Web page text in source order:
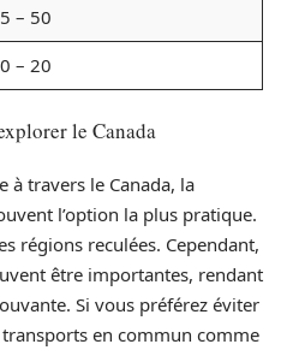
– 50
– 20
le Canada
à travers le Canada, la
l’option la plus pratique.
régions reculées. Cependant,
être importantes, rendant
Si vous préférez éviter
en commun comme